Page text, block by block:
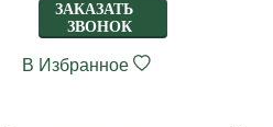
ЗАКАЗАТЬ
ЗВОНОК
В Избранное